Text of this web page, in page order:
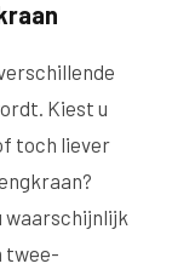
Kiest u
toch liever
waarschijnlijk
twee-